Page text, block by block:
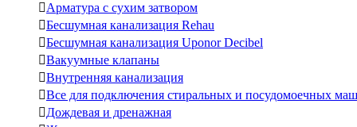
Арматура с сухим затвором
Бесшумная канализация Rehau
Бесшумная канализация Uponor Decibel
Вакуумные клапаны
Внутренняя канализация
Все для подключения стиральных и посудомоечных
Дождевая и дренажная